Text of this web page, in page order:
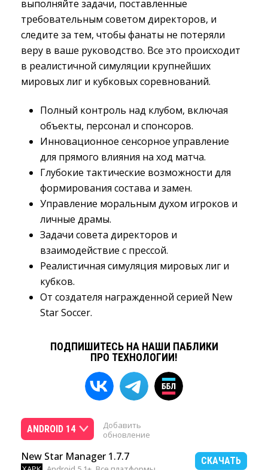
выполняйте задачи, поставленные
требовательным советом директоров, и
следите за тем, чтобы фанаты не потеряли
веру в ваше руководство. Все это происходит
в реалистичной симуляции крупнейших
мировых лиг и кубковых соревнований.
Полный контроль над клубом, включая
объекты, персонал и спонсоров.
Инновационное сенсорное управление
для прямого влияния на ход матча.
Глубокие тактические возможности для
формирования состава и замен.
Управление моральным духом игроков и
личные драмы.
Задачи совета директоров и
взаимодействие с прессой.
Реалистичная симуляция мировых лиг и
кубков.
От создателя награжденной серией New
Star Soccer.
ПОДПИШИТЕСЬ НА НАШИ ПАБЛИКИ
ПРО ТЕХНОЛОГИИ!
ANDROID 14
Добавить
обновление
New Star Manager 1.7.7 СКАЧАТЬ